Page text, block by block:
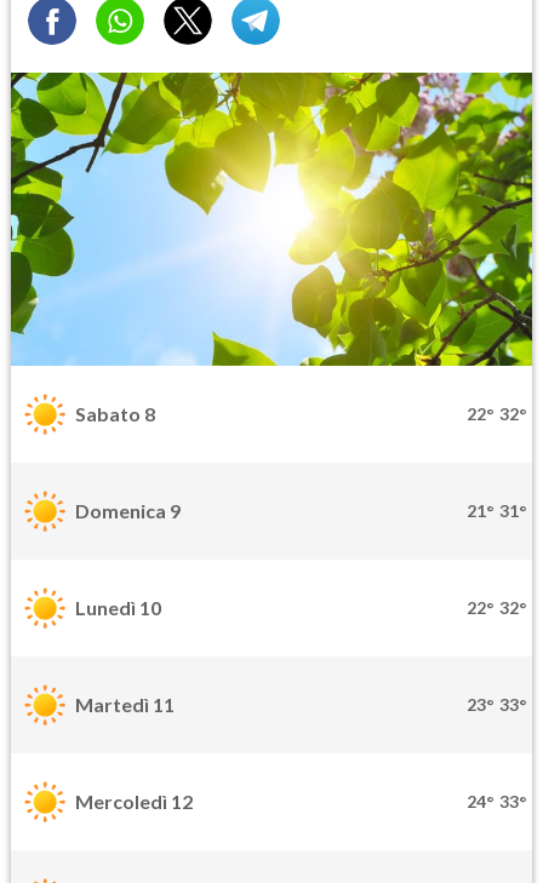
Sabato 8 22° 32°
Domenica 9 21° 31°
Lunedì 10 22° 32°
Martedì 11 23° 33°
Mercoledì 12 24° 33°